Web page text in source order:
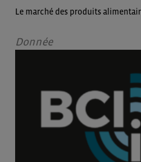
Le marché des produits
Donnée